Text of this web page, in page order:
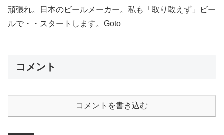
頑張れ。日本のビールメーカー。私も「取り敢えず」ビー
ルで・・スタートします。Goto
コメント
コメントを書き込む